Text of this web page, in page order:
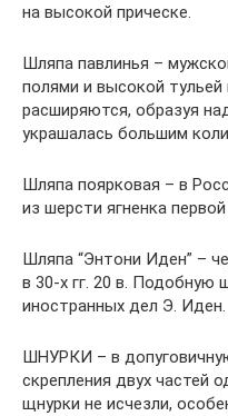
на высокой прическе.
Шляпа павлинья –
полями и высокой тульей
расширяются, образуя
украшалась большим
Шляпа поярковая – в
из шерсти ягненка
Шляпа “Энтони Иден” –
в 30-х гг. 20 в. Подобную
иностранных дел Э. Иден.
ШНУРКИ – в
скрепления двух частей
щнурки не исчезли,